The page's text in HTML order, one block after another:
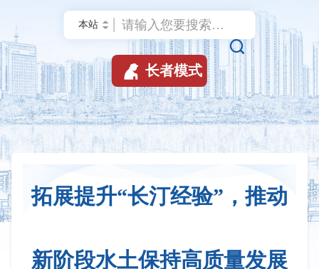

 长者模式
拓展提升“长汀经验”，推动
新阶段水土保持高质量发展